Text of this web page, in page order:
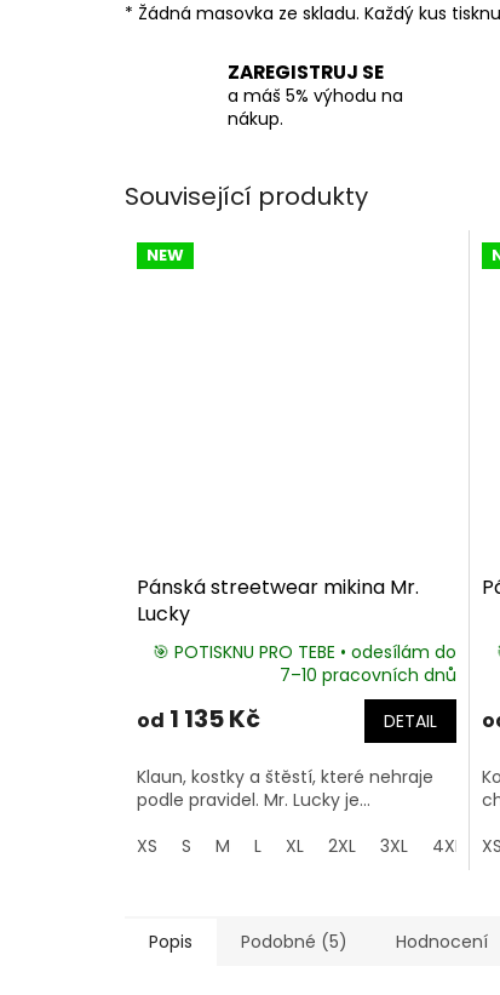
* Žádná masovka ze skladu. Každý kus
ZAREGISTRUJ SE
a máš 5% výhodu na
nákup.
Související produkty
NEW
Pánská streetwear mikina Mr.
Lucky
🎯 POTISKNU PRO TEBE • odesílám do
7–10 pracovních dnů
od 1 135 Kč DETAIL
Klaun, kostky a štěstí, které nehraje
podle pravidel. Mr. Lucky je...
XS
S M L XL 2XL 3XL 4XL
XS
Popis Podobné (5) Hodnocení